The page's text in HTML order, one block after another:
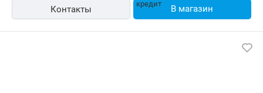
Контакты В магазин